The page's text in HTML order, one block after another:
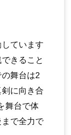
ています
きること
舞台は2
に向き合
舞台で体
で全⼒で